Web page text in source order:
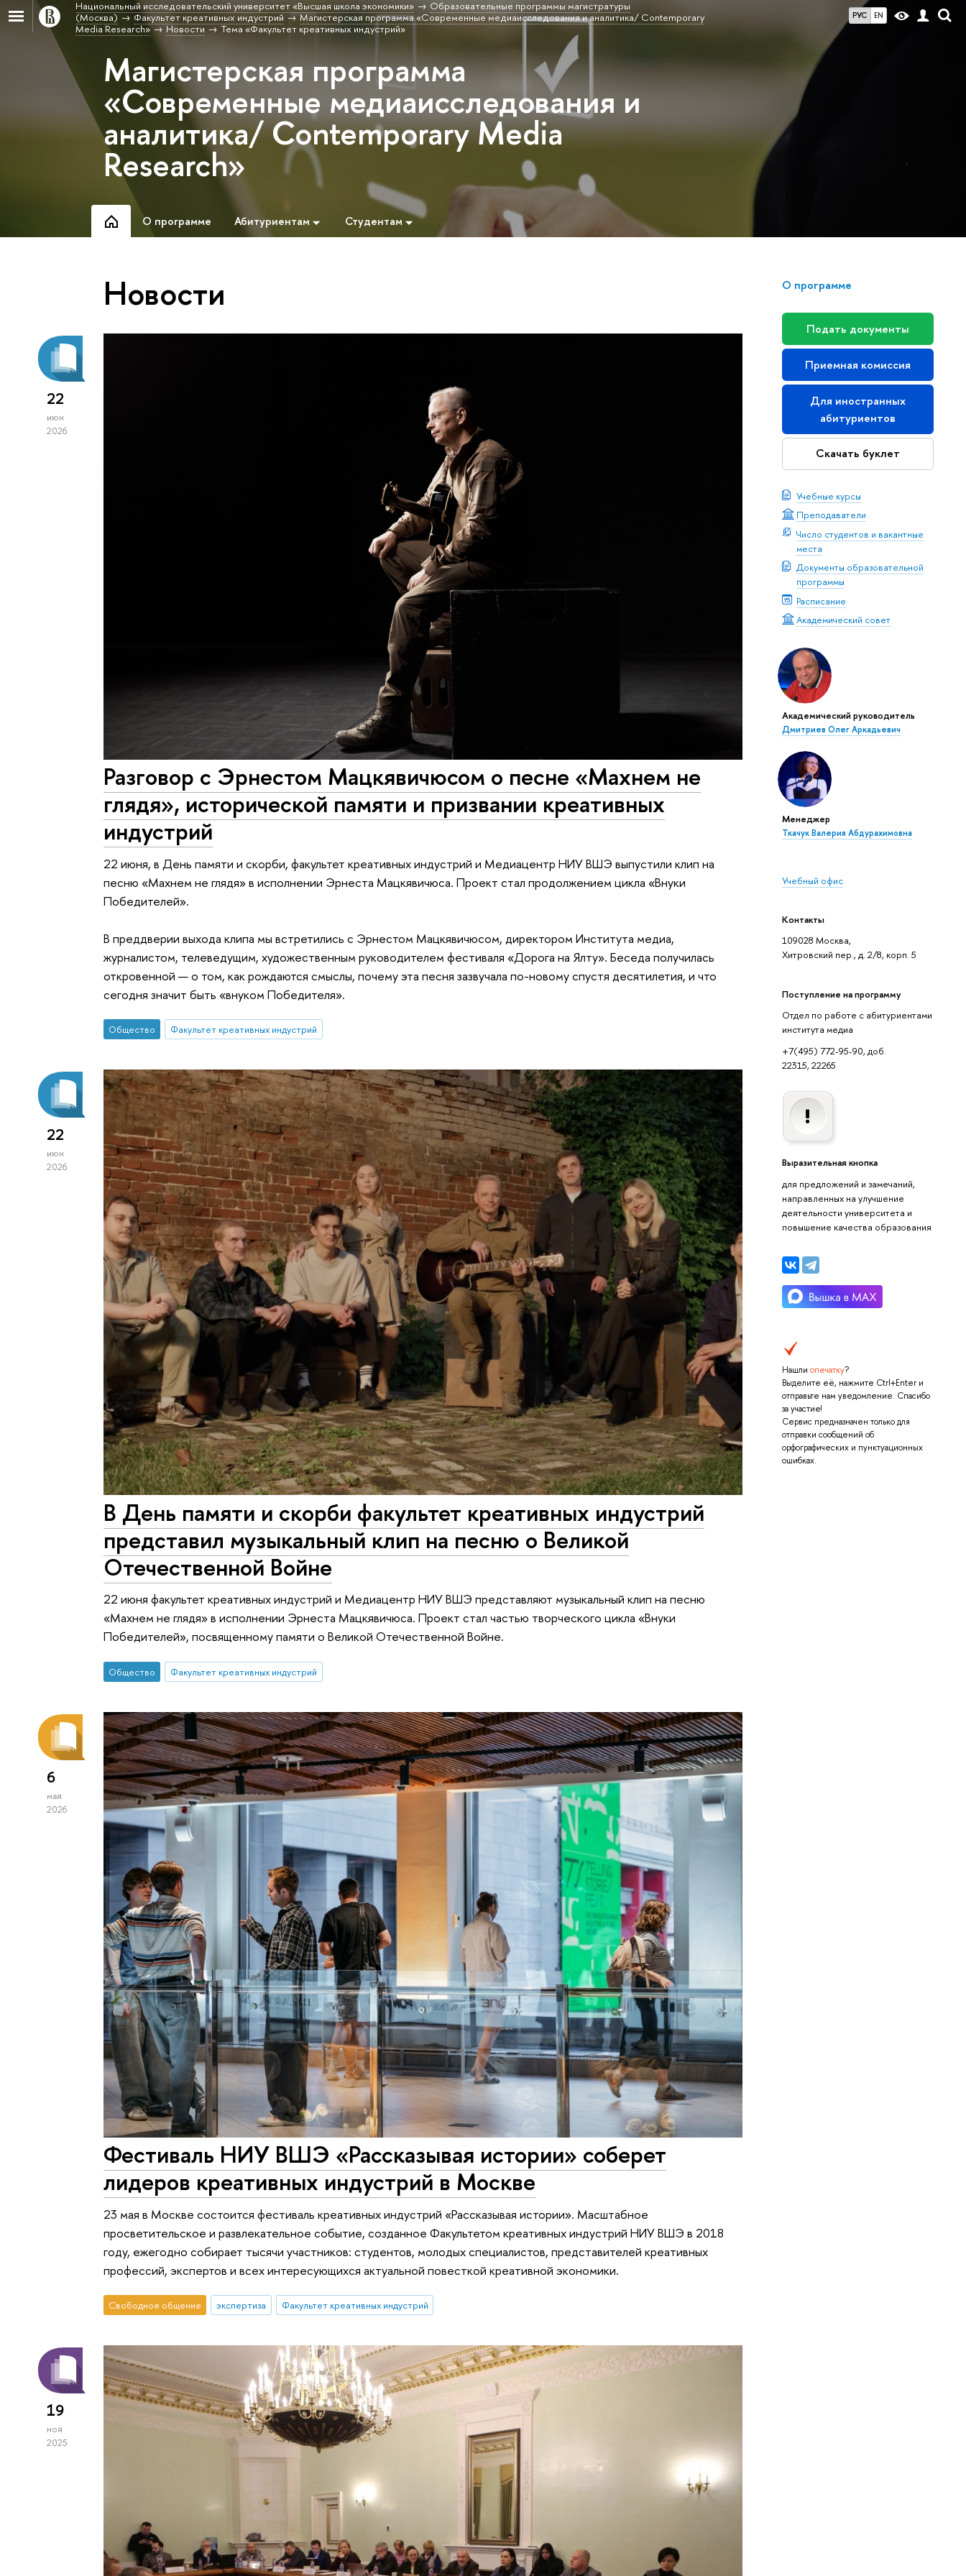
РУС EN
Национальный исследовательский университет «Высшая школа экономики»
Образовательные программы магистратуры
(Москва)
Факультет креативных индустрий
Магистерская программа «Современные медиаисследования и аналитика/ Contemporary
Media Research»
Новости Тема «Факультет креативных индустрий»
Магистерская программа
«Современные медиаисследования и
аналитика/ Contemporary Media
Research»
О программе Абитуриентам Студентам
О программе
Подать документы
Приемная комиссия
Для иностранных
абитуриентов
Скачать буклет
Учебные курсы
Преподаватели
Число студентов и вакантные
места
Документы образовательной
программы
Расписание
Академический совет
Академический руководитель
Дмитриев Олег Аркадьевич
Менеджер
Ткачук Валерия Абдурахимовна
Учебный офис
Контакты
109028 Москва,
Хитровский пер., д. 2/8, корп. 5
Поступление на программу
Отдел по работе с абитуриентами
института медиа
+7(495) 772-95-90, доб.
22315, 22265
Выразительная кнопка
для предложений и замечаний,
направленных на улучшение
деятельности университета и
повышение качества образования
Нашли опечатку?
Выделите её, нажмите Ctrl+Enter и
отправьте нам уведомление. Спасибо
за участие!
Сервис предназначен только для
отправки сообщений об
орфографических и пунктуационных
ошибках.
Новости
22
июн
2026
Разговор с Эрнестом Мацкявичюсом о песне «Махнем не
глядя», исторической памяти и призвании креативных
индустрий
22 июня, в День памяти и скорби, факультет креативных индустрий и Медиацентр НИУ ВШЭ выпустили клип на
песню «Махнем не глядя» в исполнении Эрнеста Мацкявичюса. Проект стал продолжением цикла «Внуки
Победителей».
В преддверии выхода клипа мы встретились с Эрнестом Мацкявичюсом, директором Института медиа,
журналистом, телеведущим, художественным руководителем фестиваля «Дорога на Ялту». Беседа получилась
откровенной — о том, как рождаются смыслы, почему эта песня зазвучала по-новому спустя десятилетия, и что
сегодня значит быть «внуком Победителя».
Общество Факультет креативных индустрий
22
июн
2026
В День памяти и скорби факультет креативных индустрий
представил музыкальный клип на песню о Великой
Отечественной Войне
22 июня факультет креативных индустрий и Медиацентр НИУ ВШЭ представляют музыкальный клип на песню
«Махнем не глядя» в исполнении Эрнеста Мацкявичюса. Проект стал частью творческого цикла «Внуки
Победителей», посвященному памяти о Великой Отечественной Войне.
Общество Факультет креативных индустрий
6
мая
2026
Фестиваль НИУ ВШЭ «Рассказывая истории» соберет
лидеров креативных индустрий в Москве
23 мая в Москве состоится фестиваль креативных индустрий «Рассказывая истории». Масштабное
просветительское и развлекательное событие, созданное Факультетом креативных индустрий НИУ ВШЭ в 2018
году, ежегодно собирает тысячи участников: студентов, молодых специалистов, представителей креативных
профессий, экспертов и всех интересующихся актуальной повесткой креативной экономики.
Свободное общение экспертиза Факультет креативных индустрий
19
ноя
2025